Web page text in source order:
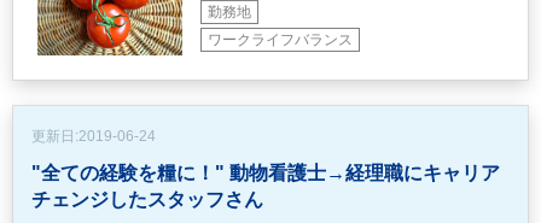
勤務地
ワークライフバランス
更新日:2019-06-24
"全ての経験を糧に！" 動物看護士→経理職にキャリア
チェンジしたスタッフさん